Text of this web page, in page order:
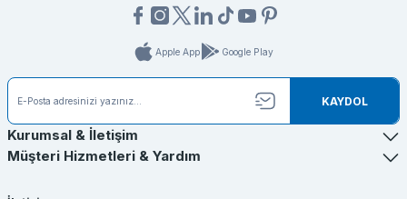
Apple App Google Play
KAYDOL
Kurumsal & İletişim
Müşteri Hizmetleri & Yardım